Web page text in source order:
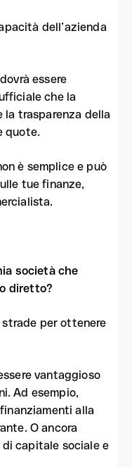
dell’azienda
essere
che la
la trasparenza della
quote.
è semplice e può
tue finanze,
società che
diretto?
strade per ottenere
vantaggioso
Ad esempio,
alla
O ancora
capitale sociale e